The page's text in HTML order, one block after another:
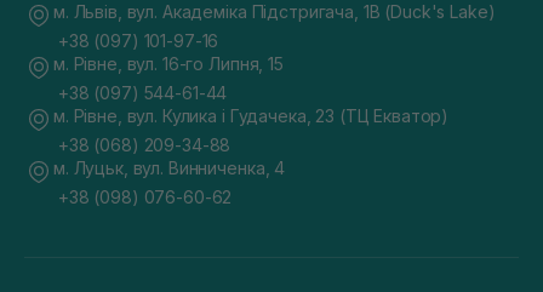
м. Львів, вул. Академіка Підстригача, 1В (Duck's Lake)
+38 (097) 101-97-16
м. Рівне, вул. 16-го Липня, 15
+38 (097) 544-61-44
м. Рівне, вул. Кулика і Гудачека, 23 (ТЦ Екватор)
+38 (068) 209-34-88
м. Луцьк, вул. Винниченка, 4
+38 (098) 076-60-62